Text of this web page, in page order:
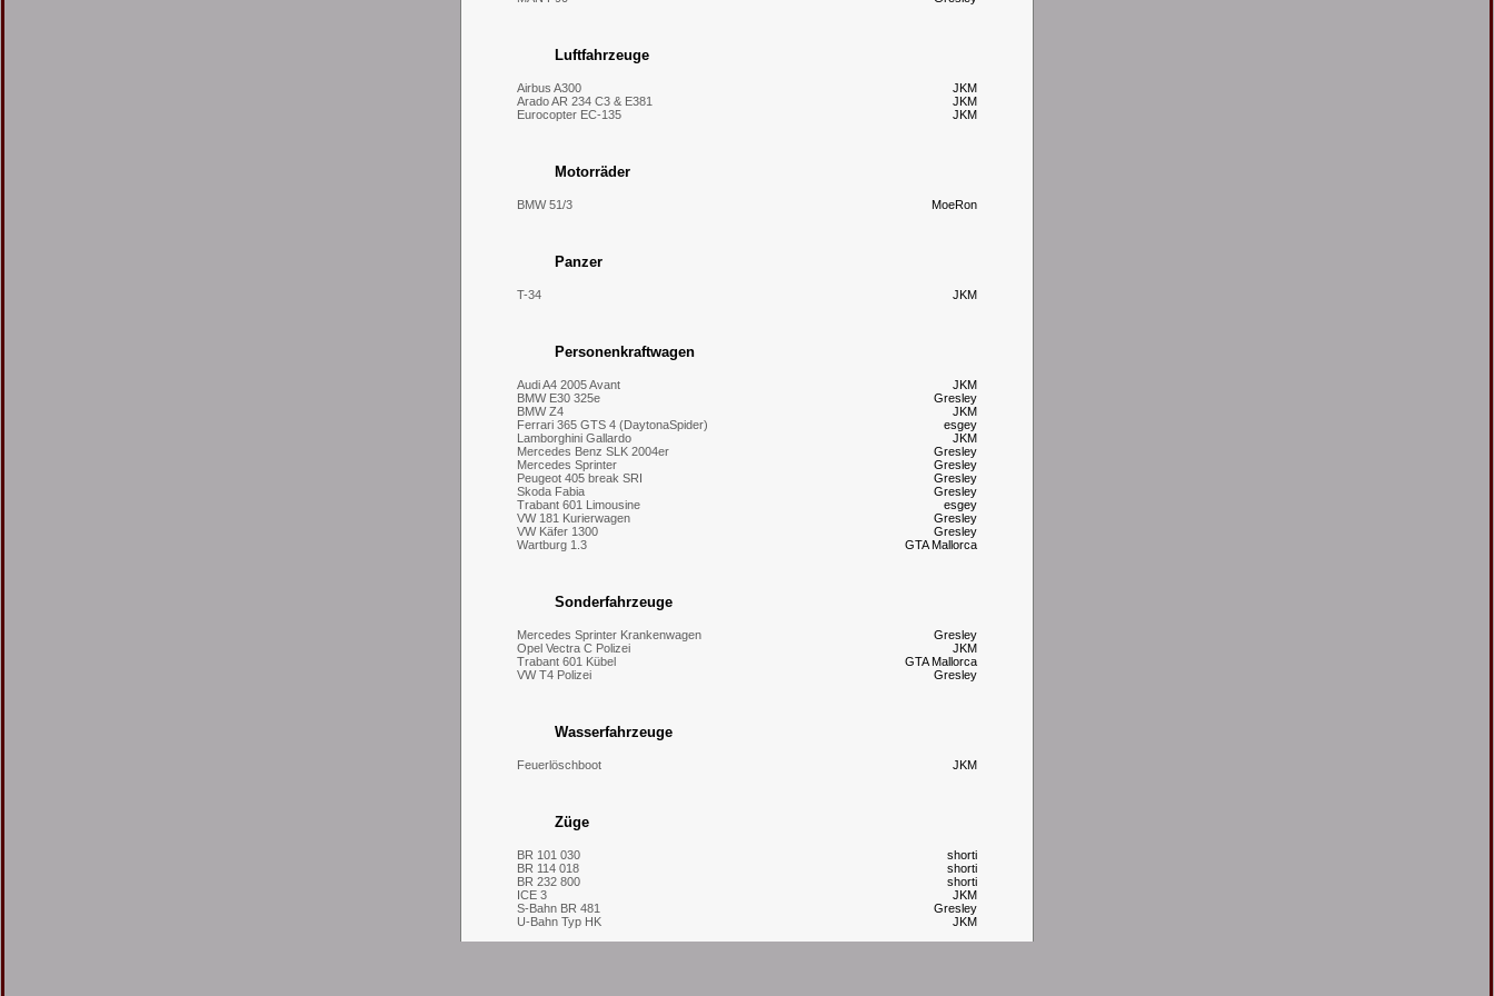
Luftfahrzeuge
JKM
Airbus A300
JKM
Arado AR 234 C3 & E381
JKM
Eurocopter EC-135
Motorräder
MoeRon
BMW 51/3
Panzer
JKM
T-34
Personenkraftwagen
JKM
Audi A4 2005 Avant
Gresley
BMW E30 325e
JKM
BMW Z4
esgey
Ferrari 365 GTS 4 (DaytonaSpider)
JKM
Lamborghini Gallardo
Gresley
Mercedes Benz SLK 2004er
Gresley
Mercedes Sprinter
Gresley
Peugeot 405 break SRI
Gresley
Skoda Fabia
esgey
Trabant 601 Limousine
Gresley
VW 181 Kurierwagen
Gresley
VW Käfer 1300
GTA Mallorca
Wartburg 1.3
Sonderfahrzeuge
Gresley
Mercedes Sprinter Krankenwagen
JKM
Opel Vectra C Polizei
GTA Mallorca
Trabant 601 Kübel
Gresley
VW T4 Polizei
Wasserfahrzeuge
JKM
Feuerlöschboot
Züge
shorti
BR 101 030
shorti
BR 114 018
shorti
BR 232 800
JKM
ICE 3
Gresley
S-Bahn BR 481
JKM
U-Bahn Typ HK